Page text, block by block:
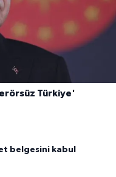
Türkiye'
belgesini kabul